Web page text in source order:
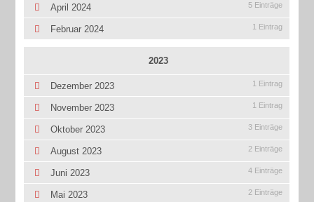
April 2024 5 Einträge
Februar 2024 1 Eintrag
2023
Dezember 2023 1 Eintrag
November 2023 1 Eintrag
Oktober 2023 3 Einträge
August 2023 2 Einträge
Juni 2023 4 Einträge
Mai 2023 2 Einträge